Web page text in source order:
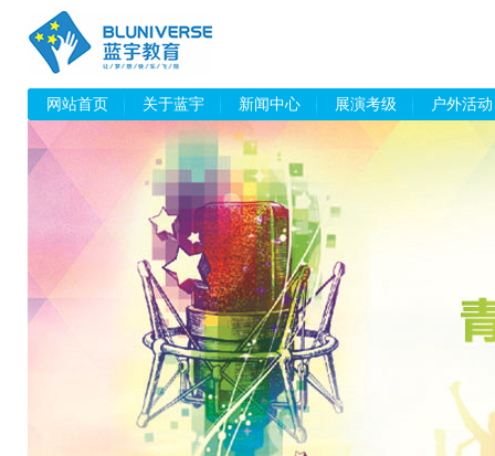
网站首页 关于蓝宇 新闻中心 展演考级 户外活动